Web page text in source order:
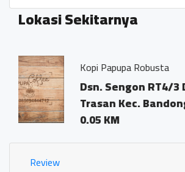
Lokasi Sekitarnya
Robusta
RT4/3 Ds.
Bandongan
Review